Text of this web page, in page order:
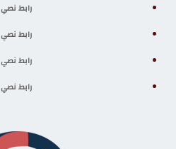
رابط نصي
رابط نصي
رابط نصي
رابط نصي